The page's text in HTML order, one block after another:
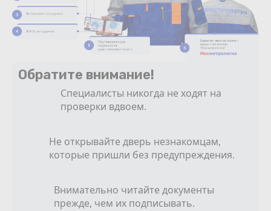
Обратите внимание!
Специалисты никогда не ходят на
проверки вдвоем.
Не открывайте дверь незнакомцам,
которые пришли без предупреждения.
Внимательно читайте документы
прежде, чем их подписывать.